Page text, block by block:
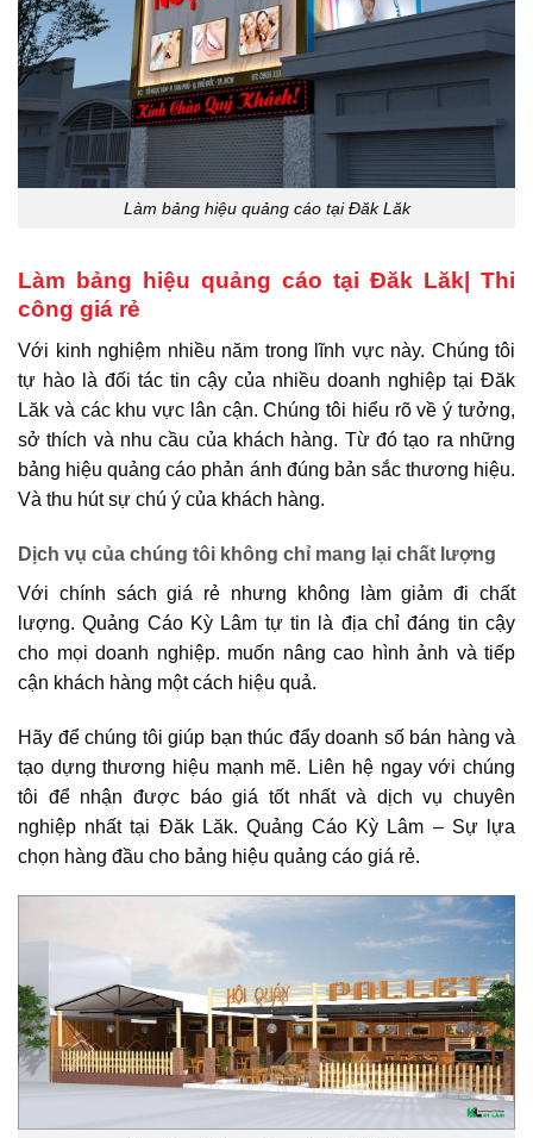
Làm bảng hiệu quảng cáo tại Đăk Lăk
Làm bảng hiệu quảng cáo tại Đăk Lăk| Thi
công giá rẻ
Với kinh nghiệm nhiều năm trong lĩnh vực này. Chúng tôi
tự hào là đối tác tin cậy của nhiều doanh nghiệp tại Đăk
Lăk và các khu vực lân cận. Chúng tôi hiểu rõ về ý tưởng,
sở thích và nhu cầu của khách hàng. Từ đó tạo ra những
bảng hiệu quảng cáo phản ánh đúng bản sắc thương hiệu.
Và thu hút sự chú ý của khách hàng.
Dịch vụ của chúng tôi không chỉ mang lại chất lượng
Với chính sách giá rẻ nhưng không làm giảm đi chất
lượng. Quảng Cáo Kỳ Lâm tự tin là địa chỉ đáng tin cậy
cho mọi doanh nghiệp. muốn nâng cao hình ảnh và tiếp
cận khách hàng một cách hiệu quả.
Hãy để chúng tôi giúp bạn thúc đẩy doanh số bán hàng và
tạo dựng thương hiệu mạnh mẽ. Liên hệ ngay với chúng
tôi để nhận được báo giá tốt nhất và dịch vụ chuyên
nghiệp nhất tại Đăk Lăk. Quảng Cáo Kỳ Lâm – Sự lựa
chọn hàng đầu cho bảng hiệu quảng cáo giá rẻ.